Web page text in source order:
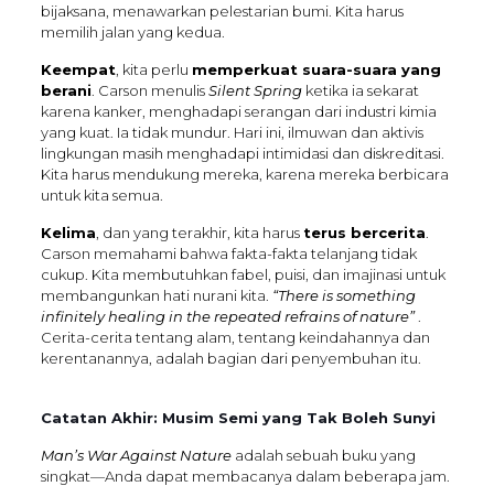
bijaksana, menawarkan pelestarian bumi. Kita harus
memilih jalan yang kedua.
Keempat, kita perlu memperkuat suara-suara yang
berani . Carson menulisSilent Springketika ia sekarat
karena kanker, menghadapi serangan dari industri kimia
yang kuat. Ia tidak mundur. Hari ini, ilmuwan dan aktivis
lingkungan masih menghadapi intimidasi dan diskreditasi.
Kita harus mendukung mereka, karena mereka berbicara
untuk kita semua.
Kelima , dan yang terakhir, kita harus terus bercerita
Carson memahami bahwa fakta-fakta telanjang tidak
cukup. Kita membutuhkan fabel, puisi, dan imajinasi untuk
membangunkan hati nurani kita. “There is something
infinitely healing in the repeated refrains of nature”.
Cerita-cerita tentang alam, tentang keindahannya dan
kerentanannya, adalah bagian dari penyembuhan itu.
Catatan Akhir: Musim Semi yang Tak Boleh Sunyi
Man’s War Against Natureadalah sebuah buku yang
singkat—Anda dapat membacanya dalam beberapa jam.